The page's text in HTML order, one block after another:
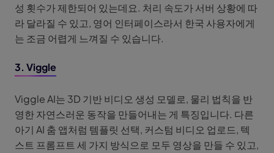
성 횟수가 제한되어 있는데요. 처리 속도가 서버 상황에 따
라 달라질 수 있고, 영어 인터페이스라서 한국 사용자에게
는 조금 어렵게 느껴질 수 있습니다.
3. Viggle
Viggle AI는 3D 기반 비디오 생성 모델로, 물리 법칙을 반
영한 자연스러운 동작을 만들어내는 게 특징입니다. 다른
아기 AI 춤 앱처럼 템플릿 선택, 커스텀 비디오 업로드, 텍
스트 프롬프트 세 가지 방식으로 모두 영상을 만들 수 있고,